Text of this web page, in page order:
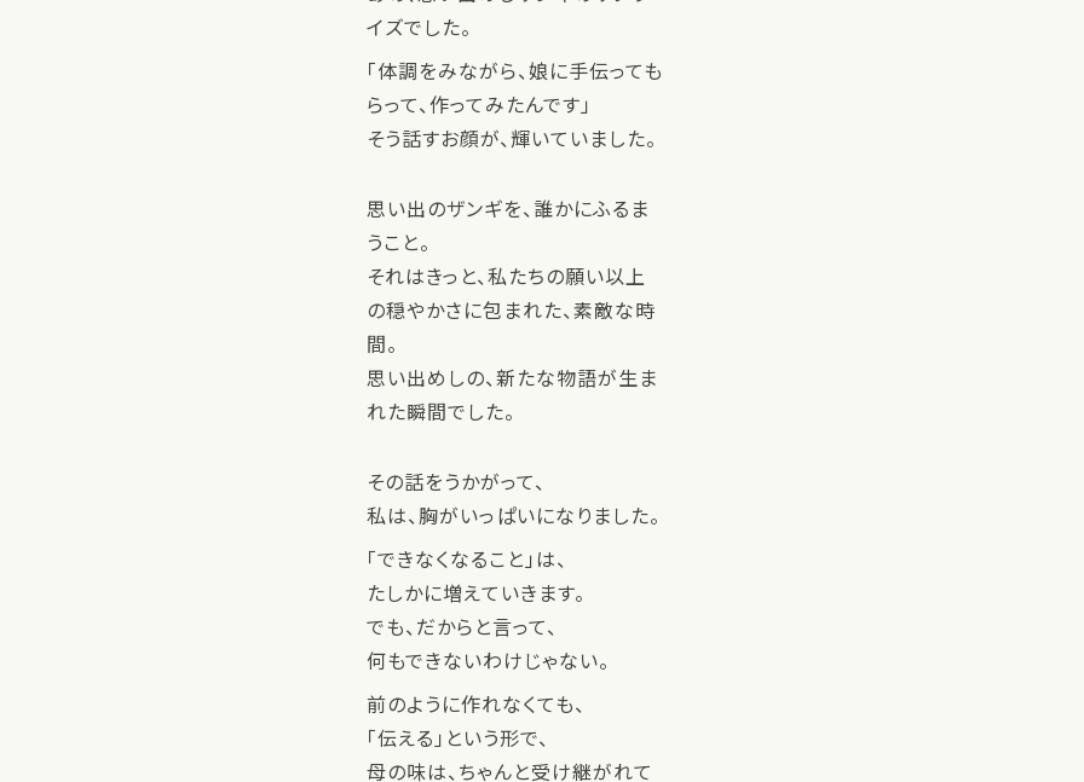
イズでした。
「体調をみながら、娘に手伝っても
らって、作ってみたんです」
そう話すお顔が、輝いていました。
思い出のザンギを、誰かにふるま
うこと。
それはきっと、私たちの願い以上
の穏やかさに包まれた、素敵な時
間。
思い出めしの、新たな物語が生ま
れた瞬間でした。
その話をうかがって、
私は、胸がいっぱいになりました。
「できなくなること」は、
たしかに増えていきます。
でも、だからと言って、
何もできないわけじゃない。
前のように作れなくても、
「伝える」という形で、
母の味は、ちゃんと受け継がれて